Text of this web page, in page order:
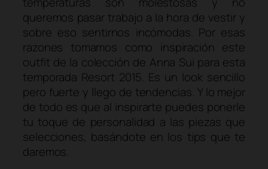
queremos pasar trabajo a la hora de vestir y
sobre eso sentirnos incómodas. Por esas
razones tomamos como inspiración este
outfit de la colección de Anna Sui para esta
temporada Resort 2015. Es un look sencillo
pero fuerte y llego de tendencias. Y lo mejor
de todo es que al inspirarte puedes ponerle
tu toque de personalidad a las piezas que
selecciones, basándote en los tips que te
daremos.